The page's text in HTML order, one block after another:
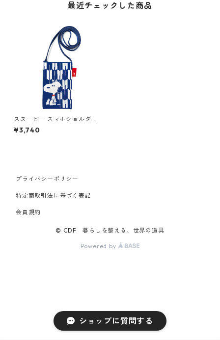
ショップに質問する
最近チェックした商品
スヌーピー スマホショルダー
ROOTOTE ami baby roo PEA
NUTS-8Z 8179 ルートート IP.
¥3,740
プライバシーポリシー
特定商取引法に基づく表記
会員規約
© CDF 暮らしを整える、世界の道具
Powered by